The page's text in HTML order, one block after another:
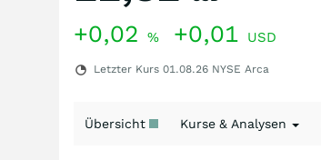
+0,02 % +0,01 USD
Letzter Kurs 01.08.26 NYSE Arca
Übersicht Kurse & Analysen